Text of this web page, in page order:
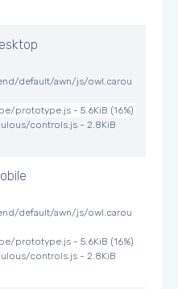
default/awn/js/owl.carou
prototype.js - 5.6KiB (16%)
controls.js - 2.8KiB
default/awn/js/owl.carou
prototype.js - 5.6KiB (16%)
controls.js - 2.8KiB